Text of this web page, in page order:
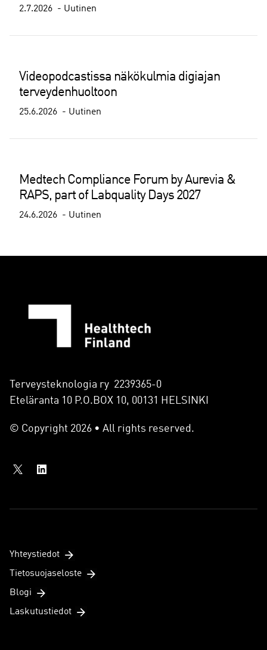
2.7.2026 Uutinen
Videopodcastissa näkökulmia digiajan
terveydenhuoltoon
25.6.2026 Uutinen
Medtech Compliance Forum by Aurevia &
RAPS, part of Labquality Days 2027
24.6.2026 Uutinen
Terveysteknologia ry 2239365-0
Eteläranta 10 P.O.BOX 10, 00131 HELSINKI
© Copyright 2026 • All rights reserved.
Yhteystiedot
Tietosuojaseloste
Blogi
Laskutustiedot